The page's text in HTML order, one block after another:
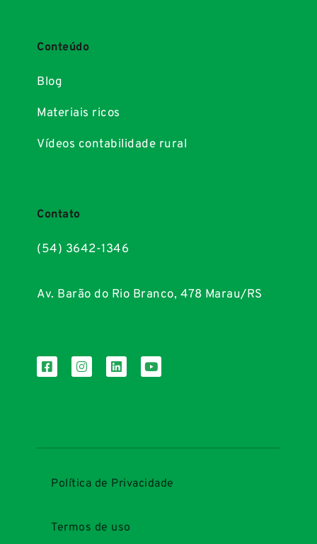
Conteúdo
Blog
Materiais ricos
Vídeos contabilidade rural
Contato
(54) 3642-1346
Av. Barão do Rio Branco, 478 Marau/RS
Política de Privacidade
Termos de uso